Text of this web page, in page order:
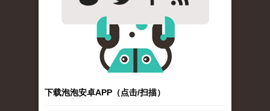
下载泡泡安卓APP（点击/扫描）